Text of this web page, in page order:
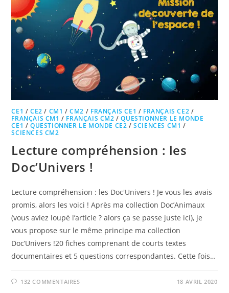
CE1 /CE2 / CM1 /CM2 / FRANÇAIS CE1 / FRANÇAIS CE2 /
FRANÇAIS CM1 / FRANÇAIS CM2 /QUESTIONNER LE MONDE
CE1 /QUESTIONNER LE MONDE CE2 /SCIENCES CM1 /
SCIENCES CM2
Lecture compréhension : les
Doc’Univers !
Lecture compréhension : les Doc'Univers ! Je vous les avais
promis, alors les voici ! Après ma collection Doc’Animaux
(vous aviez loupé l’article ? alors ça se passe juste ici), je
vous propose sur le même principe ma collection
Doc’Univers !20 fiches comprenant de courts textes
documentaires et 5 questions correspondantes. Cette fois…
132 COMMENTAIRES 18 AVRIL 2020